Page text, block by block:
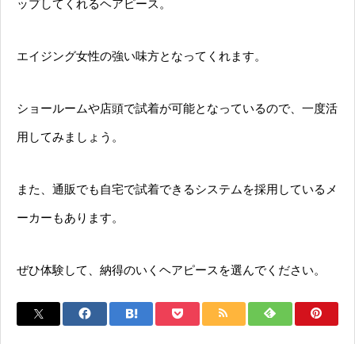
ップしてくれるヘアピース。
エイジング女性の強い味方となってくれます。
ショールームや店頭で試着が可能となっているので、一度活
用してみましょう。
また、通販でも自宅で試着できるシステムを採用しているメ
ーカーもあります。
ぜひ体験して、納得のいくヘアピースを選んでください。